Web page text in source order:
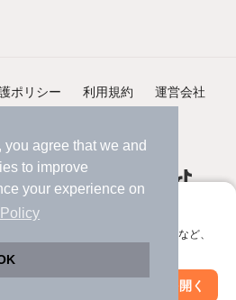
you agree that we and
to improve
your experience on
、サクサクお部屋探し
える。マップ検索やお気に入り保存など、
アプリを開く
絞り込み条件を変更
ポリシー 利用規約 運営会社
Lifestyle Co., Ltd.